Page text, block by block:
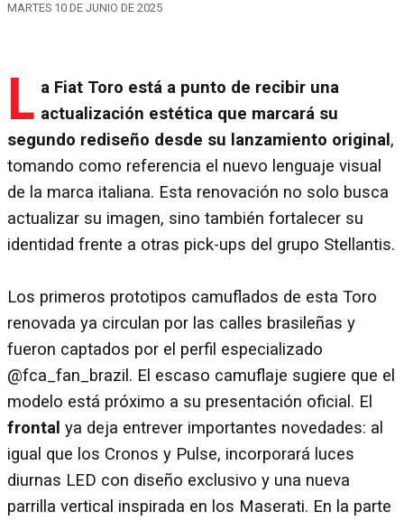
MARTES 10 DE JUNIO DE 2025
L a Fiat Toro está a punto de recibir una
actualización estética que marcará su
segundo rediseño desde su lanzamiento original ,
tomando como referencia el nuevo lenguaje visual
de la marca italiana. Esta renovación no solo busca
actualizar su imagen, sino también fortalecer su
identidad frente a otras pick-ups del grupo Stellantis.
Los primeros prototipos camuflados de esta Toro
renovada ya circulan por las calles brasileñas y
fueron captados por el perfil especializado
@fca_fan_brazil. El escaso camuflaje sugiere que el
modelo está próximo a su presentación oficial. El
frontal ya deja entrever importantes novedades: al
igual que los Cronos y Pulse, incorporará luces
diurnas LED con diseño exclusivo y una nueva
parrilla vertical inspirada en los Maserati. En la parte